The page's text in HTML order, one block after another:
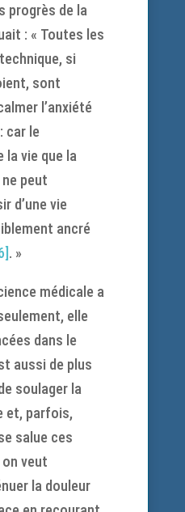
progrès de la
: « Toutes les
si
sont
l’anxiété
car le
la vie que la
peut
d’une vie
ancré
. »
médicale a
elle
dans le
aussi de plus
soulager la
et, parfois,
salue ces
on veut
la douleur